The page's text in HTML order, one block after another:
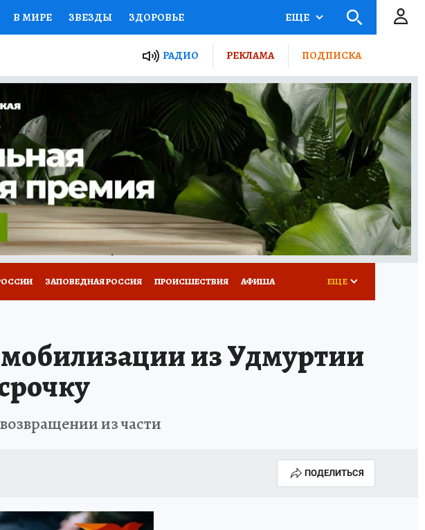
В МИРЕ ЗВЕЗДЫ ЗДОРОВЬЕ
ПРОЕКТЫ РОССИИ
ЖЕНСКИЕ СЕКРЕТЫ ПУТЕВОДИТЕЛЬ
ДЕФИЦИТ ЖЕЛЕЗА ТУРИЗМ
РАБОТА У НАС ГИД ПОТРЕБИТЕЛЯ ВСЕ О КП
ЕЩЕ
РАДИО РЕКЛАМА ПОДПИСКА
ЗАПОВЕДНАЯ РОССИЯ ПРОИСШЕСТВИЯ АФИША ЕЩЕ
из Удмуртии
из части
ПОДЕЛИТЬСЯ